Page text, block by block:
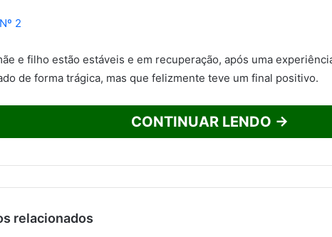
2
e filho estão estáveis e em recuperação, após uma
de forma trágica, mas que felizmente teve um final positivo.
CONTINUAR LENDO →
relacionados